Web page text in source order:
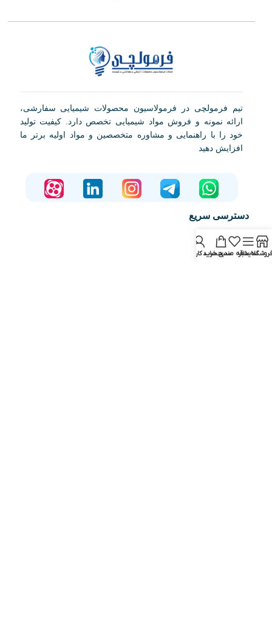
تیم فرمولچی در فرمولاسیون محصولات شیمیایی سفارشی،
ارائه نمونه و فروش مواد شیمیایی تخصص دارد. کیفیت تولید
خود را با راهنمایی و مشاوره متخصصین و مواد اولیه برتر ما
افزایش دهید
دسترسی سریع
صفحه اصلی
فروشگاه
فروشگاهسایدبار
علاقه مندیسبد خرید
حساب کاربری من